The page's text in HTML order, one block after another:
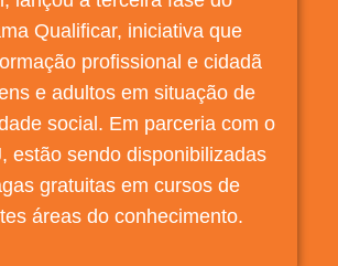
Qualificar, iniciativa que
profissional e cidadã
e adultos em situação de
social. Em parceria com o
estão sendo disponibilizadas
gratuitas em cursos de
áreas do conhecimento.